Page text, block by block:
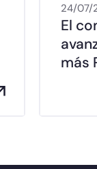
24/07/
El
más